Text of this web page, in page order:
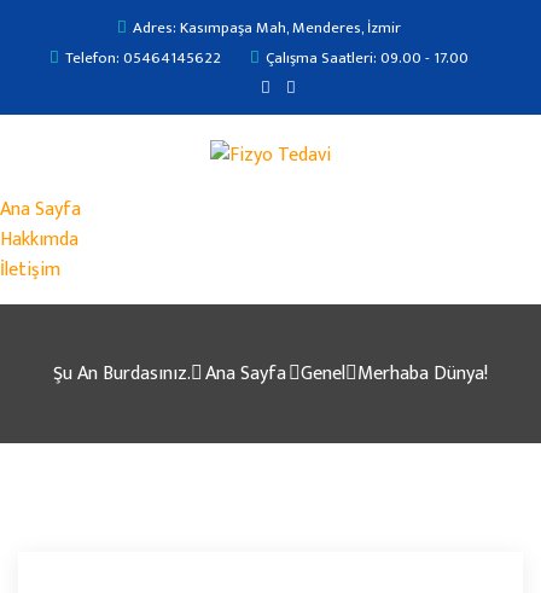
Adres: Kasımpaşa Mah, Menderes, İzmir
Telefon: 05464145622
Çalışma Saatleri: 09.00 - 17.00
Ana Sayfa
Hakkımda
İletişim
Şu An Burdasınız. Ana Sayfa Genel Merhaba Dünya!